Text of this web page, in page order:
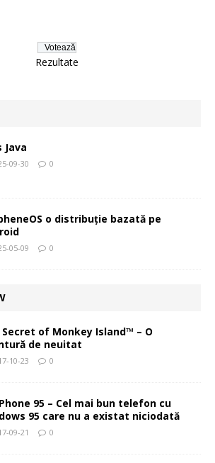
Rezultate
Java
09-30 0
o distribuție bazată pe
05-09 0
Secret of Monkey Island™ – O
de neuitat
10-23 0
95 – Cel mai bun telefon cu
95 care nu a existat niciodată
09-21 0